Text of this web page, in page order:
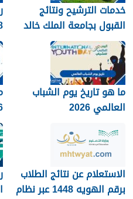
خدمات الترشيح ونتائج
القبول بجامعة الملك خالد
1448
ما هو تاريخ يوم الشباب
العالمي 2026
الاستعلام عن نتائج الطلاب
برقم الهويه 1448 عبر نظام